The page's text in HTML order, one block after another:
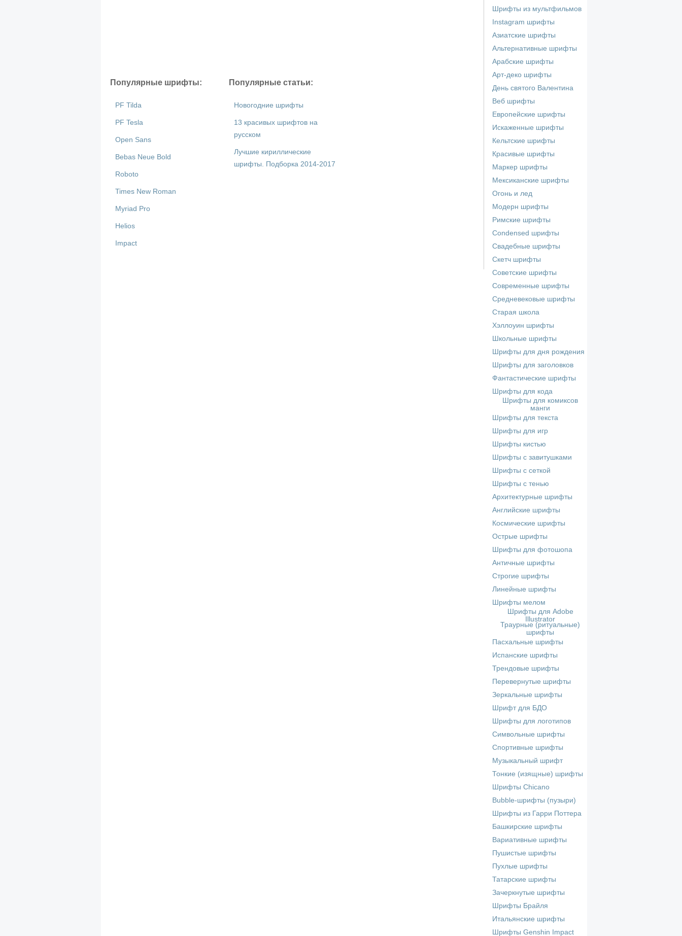
Популярные шрифты:
PF Tilda
PF Tesla
Open Sans
Bebas Neue Bold
Roboto
Times New Roman
Myriad Pro
Helios
Impact
Популярные статьи:
Новогодние шрифты
13 красивых шрифтов на
русском
Лучшие кириллические
шрифты. Подборка 2014-2017
Шрифты из мультфильмов
Instagram шрифты
Азиатские шрифты
Альтернативные шрифты
Арабские шрифты
Арт-деко шрифты
День святого Валентина
Веб шрифты
Европейские шрифты
Искаженные шрифты
Кельтские шрифты
Красивые шрифты
Маркер шрифты
Мексиканские шрифты
Огонь и лед
Модерн шрифты
Римские шрифты
Сondensed шрифты
Свадебные шрифты
Скетч шрифты
Советские шрифты
Современные шрифты
Средневековые шрифты
Старая школа
Хэллоуин шрифты
Школьные шрифты
Шрифты для дня рождения
Шрифты для заголовков
Фантастические шрифты
Шрифты для кода
Шрифты для комиксов
манги
Шрифты для текста
Шрифты для игр
Шрифты кистью
Шрифты с завитушками
Шрифты с сеткой
Шрифты с тенью
Архитектурные шрифты
Английские шрифты
Космические шрифты
Острые шрифты
Шрифты для фотошопа
Античные шрифты
Строгие шрифты
Линейные шрифты
Шрифты мелом
Шрифты для Adobe
Illustrator
Траурные (ритуальные)
шрифты
Пасхальные шрифты
Испанские шрифты
Трендовые шрифты
Перевернутые шрифты
Зеркальные шрифты
Шрифт для БДО
Шрифты для логотипов
Символьные шрифты
Спортивные шрифты
Музыкальный шрифт
Тонкие (изящные) шрифты
Шрифты Chicano
Bubble-шрифты (пузыри)
Шрифты из Гарри Поттера
Башкирские шрифты
Вариативные шрифты
Пушистые шрифты
Пухлые шрифты
Татарские шрифты
Зачеркнутые шрифты
Шрифты Брайля
Итальянские шрифты
Шрифты Genshin Impact